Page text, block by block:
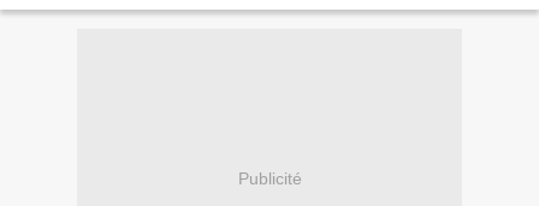
Publicité